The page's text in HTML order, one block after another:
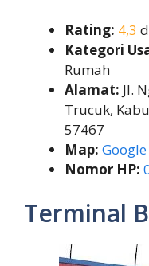
Rating: 4,3
Kategori
Rumah
Alamat: Jl.
Trucuk,
57467
Map:
Nomor HP:
Terminal